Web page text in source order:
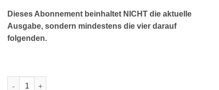
Dieses Abonnement beinhaltet NICHT die aktuelle
Ausgabe, sondern mindestens die vier darauf
folgenden.
T&Emagazin Abon­ne­ment 20 x 4 Ausgaben Menge